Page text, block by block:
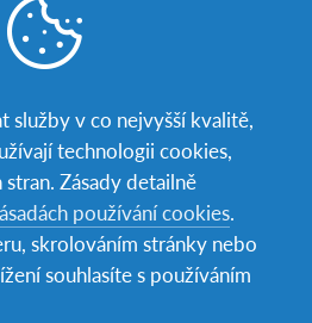
moři. Díky docházce
aubytování v hostitelské
příležitost zažít
a
posunout se ve
na:
začínající každé září
programzačínající každé září a
služby v co nejvyšší kvalitě,
technologii cookies,
Zásady detailně
používání cookies.
skrolováním stránky nebo
souhlasíte s používáním